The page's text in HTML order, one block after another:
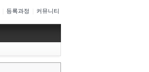
커뮤니티
등록과정